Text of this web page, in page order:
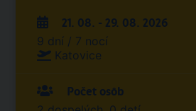
21. 08. - 29. 08. 2026
9 dní / 7 nocí
Katovice
Počet osôb